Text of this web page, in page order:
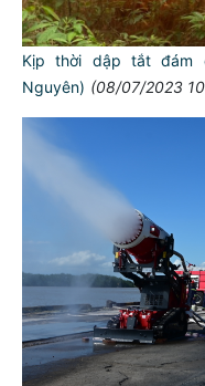
Kịp thời dập tắt đám
Nguyên) (08/07/2023